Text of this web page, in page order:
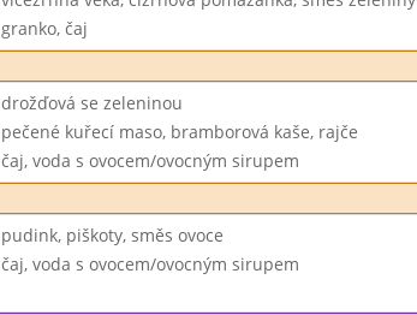
granko, čaj
drožďová se zeleninou
pečené kuřecí maso, bramborová kaše, rajče
čaj, voda s ovocem/ovocným sirupem
pudink, piškoty, směs ovoce
čaj, voda s ovocem/ovocným sirupem